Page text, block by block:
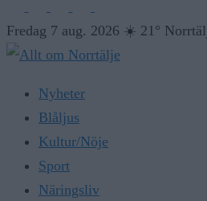
Fredag 7 aug. 2026 ☀️ 21°
Nyheter
Blåljus
Kultur/Nöje
Sport
Näringsliv